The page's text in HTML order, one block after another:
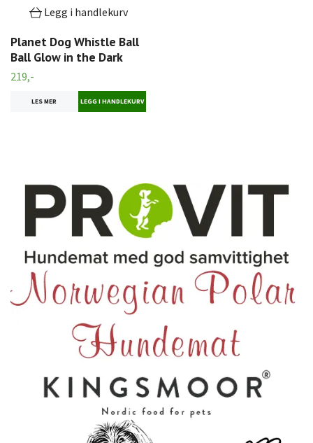
Legg i handlekurv
Planet Dog Whistle Ball
Ball Glow in the Dark
219,-
LES MER